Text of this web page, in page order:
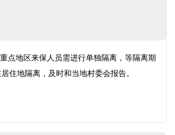
点地区来保人员需进行单独隔离，等隔离期
住地隔离，及时和当地村委会报告。